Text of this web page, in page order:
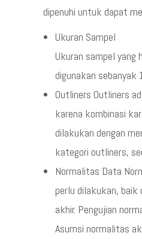
dipenuhi untuk dapat
Ukuran Sampel
Ukuran sampel yang
digunakan sebanyak
Outliners Outliners
karena kombinasi
dilakukan dengan
kategori outliners,
Normalitas Data
perlu dilakukan, baik
akhir. Pengujian
Asumsi normalitas